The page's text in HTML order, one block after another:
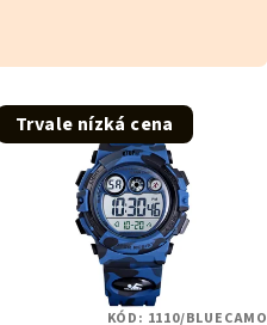
Trvale nízká cena
KÓD: 1110/BLUECAMO